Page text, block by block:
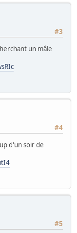
#3
un mâle
#4
d'un soir de
#5